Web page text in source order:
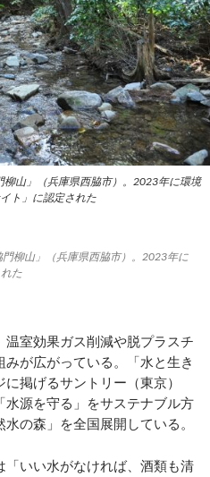
柳山」（兵庫県西脇市）。2023年に環境
ト」に認定された
門柳山」（兵庫県西脇市）。2023年に
た
室効果ガス削減や脱プラスチ
が広がっている。「水と生き
掲げるサントリー（東京）
源を守る」をサステナブル方
の森」を全国展開している。
いい水がなければ、酒類も清